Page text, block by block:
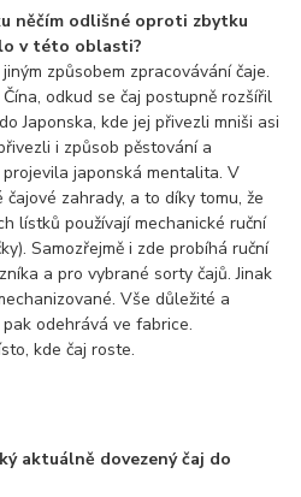
něčím odlišné oproti zbytku
v této oblasti?
způsobem zpracovávání čaje.
odkud se čaj postupně rozšířil
Japonska, kde jej přivezli mniši asi
i způsob pěstování a
japonská mentalita. V
zahrady, a to díky tomu, že
lístků používají mechanické ruční
Samozřejmě i zde probíhá ruční
a pro vybrané sorty čajů. Jinak
Vše důležité a
odehrává ve fabrice.
kde čaj roste.
aktuálně dovezený čaj do